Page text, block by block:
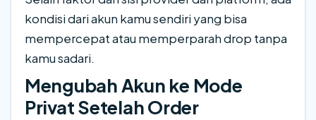
kondisi dari akun kamu sendiri yang bisa
mempercepat atau memperparah drop tanpa
kamu sadari.
Mengubah Akun ke Mode
Privat Setelah Order